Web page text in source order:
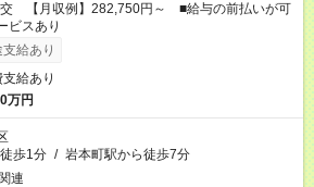
【月収例】282,750円～ ■給与の前払いが可
ビスあり
給あり
給あり
万円
歩1分 / 岩本町駅から徒歩7分
連